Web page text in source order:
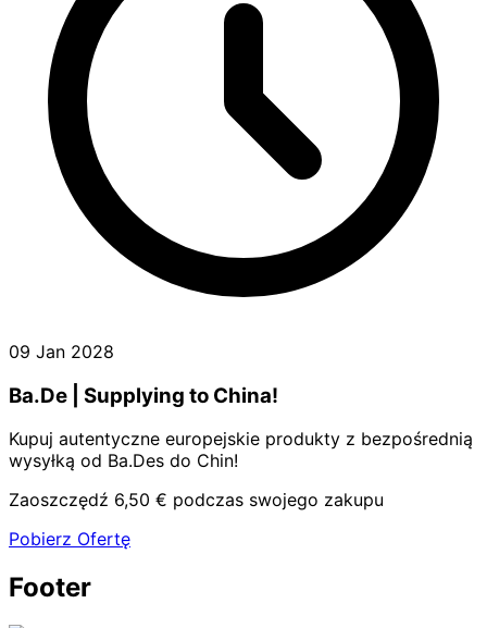
09 Jan 2028
Ba.De | Supplying to China!
Kupuj autentyczne europejskie produkty z bezpośrednią
wysyłką od Ba.Des do Chin!
Zaoszczędź 6,50 € podczas swojego zakupu
Pobierz Ofertę
Footer